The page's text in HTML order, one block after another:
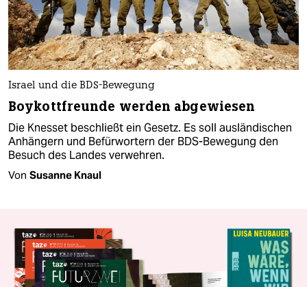
Israel und die BDS-Bewegung
Boykottfreunde werden abgewiesen
Die Knesset beschließt ein Gesetz. Es soll ausländischen
Anhängern und Befürwortern der BDS-Bewegung den
Besuch des Landes verwehren.
Von Susanne Knaul